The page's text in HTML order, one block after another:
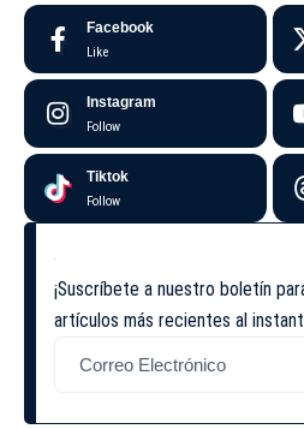
Facebook
Like
Instagram
Follow
Tiktok
Follow
¡Suscríbete a nuestro boletín
artículos más recientes al